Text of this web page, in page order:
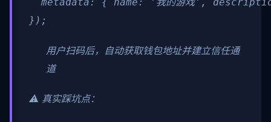
});
用户扫码后，自动获取钱包地址并建立信任通
道
⚠️ 真实踩坑点：